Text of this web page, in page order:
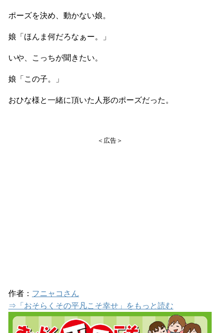
ポーズを決め、動かない娘。
娘「ほんま何だろなぁー。」
いや、こっちが聞きたい。
娘「この子。」
おひな様と一緒に頂いた人形のポーズだった。
＜広告＞
作者： フニャコさん
⇒「おそらくその平凡こそ幸せ」をもっと読む